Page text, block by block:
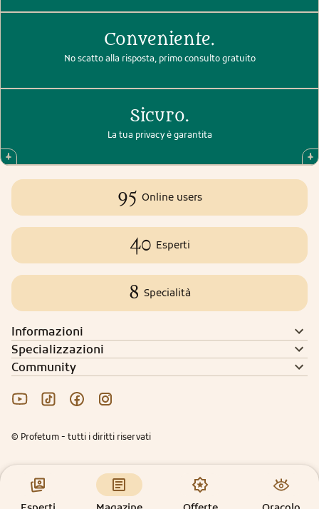
Conveniente.
No scatto alla risposta, primo consulto gratuito
Sicuro.
La tua privacy è garantita
95 Online users
40 Esperti
8 Specialità
Informazioni
Specializzazioni
Community
© Profetum - tutti i diritti riservati